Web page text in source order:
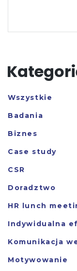
Wszystkie
Badania
Biznes
Case study
CSR
Doradztwo
HR lunch
Indywidualna
Komunikacja
Motywowanie